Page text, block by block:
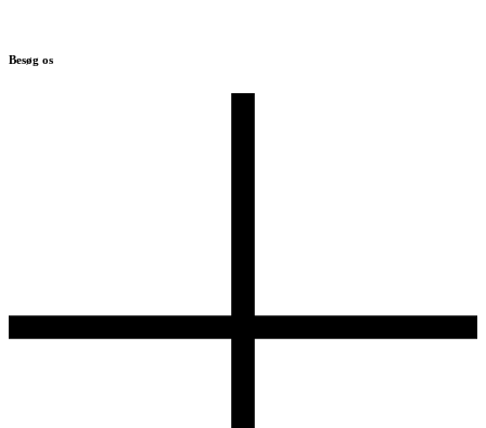
Besøg os